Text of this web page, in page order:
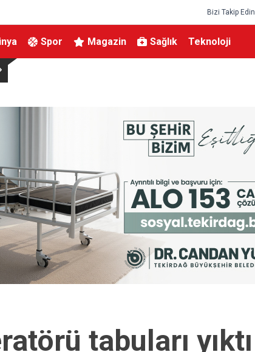
Bizi Takip Edin
Spor Magazin Sağlık Teknoloji
Ren Nehri’nde kuraklık alarmı: Su seviyesinde tarihi düşüş
tabuları yıktı